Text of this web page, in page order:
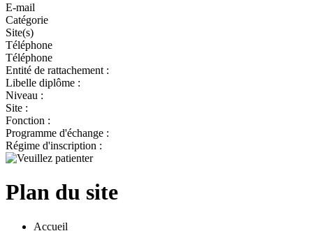
E-mail
Catégorie
Site(s)
Téléphone
Téléphone
Entité de rattachement :
Libelle diplôme :
Niveau :
Site :
Fonction :
Programme d'échange :
Régime d'inscription :
Plan du site
Accueil